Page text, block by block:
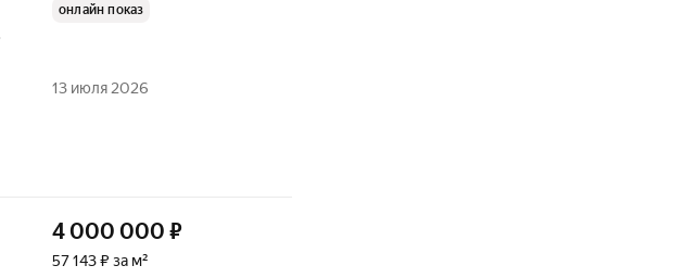
онлайн показ
13 июля 2026
4 000 000 ₽
57 143 ₽ за м²